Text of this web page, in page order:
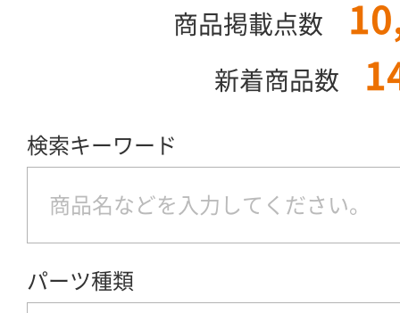
商品掲載点数
新着商品数
検索キーワード
パーツ種類